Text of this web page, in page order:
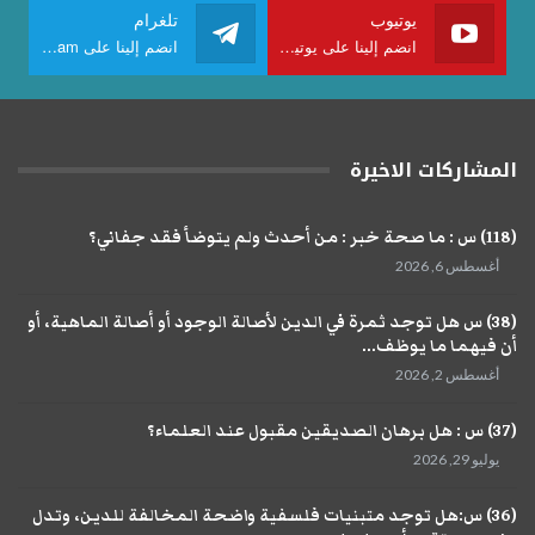
يوتيوب
انضم إلينا على يوتيوب
تلغرام
انضم إلينا على Telegram
المشاركات الاخيرة
(118) س : ما صحة خبر : من أحدث ولم يتوضأ فقد جفاني؟
أغسطس 6, 2026
(38) س هل توجد ثمرة في الدين لأصالة الوجود أو أصالة الماهية، أو
أن فيهما ما يوظف...
أغسطس 2, 2026
(37) س : هل برهان الصديقين مقبول عند العلماء؟
يوليو 29, 2026
(36) س:هل توجد متبنيات فلسفية واضحة المخالفة للدين، وتدل